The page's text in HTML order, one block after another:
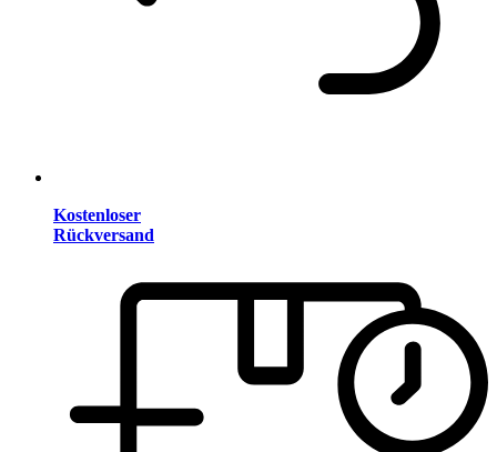
Kostenloser
Rückversand